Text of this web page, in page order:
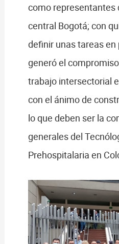
como representantes
central Bogotá; con
definir unas tareas en
generó el
trabajo intersectorial
con el ánimo de
lo que deben ser la
generales del
Prehospitalaria en